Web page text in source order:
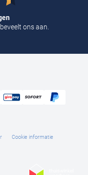
ons aan.
Cookie informatie